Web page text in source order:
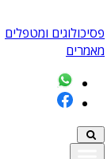
פסיכולוגים ומטפלים
מאמרים